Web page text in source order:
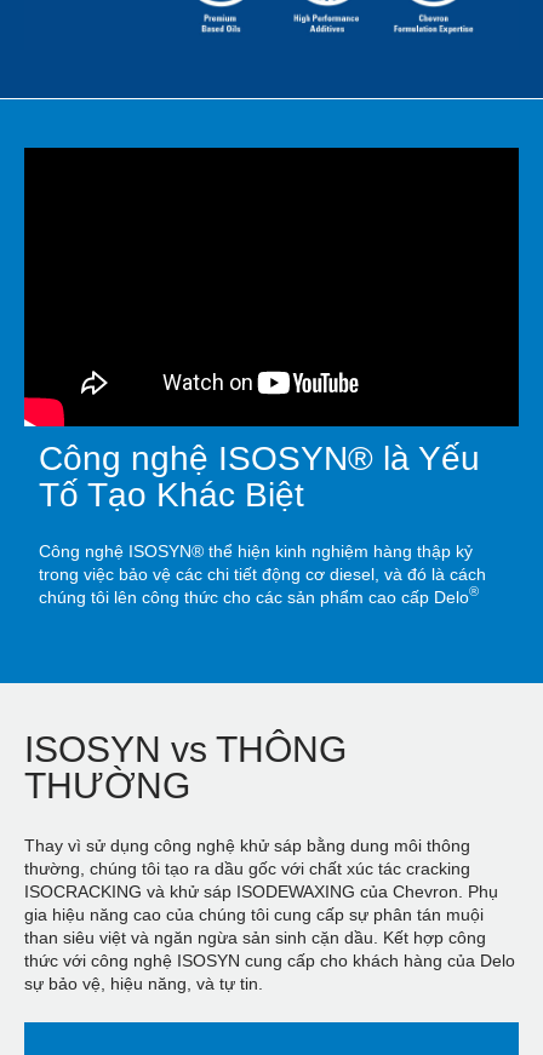
Công nghệ ISOSYN® là Yếu
Tố Tạo Khác Biệt
Công nghệ ISOSYN® thể hiện kinh nghiệm hàng thập kỷ
trong việc bảo vệ các chi tiết động cơ diesel, và đó là cách
chúng tôi lên công thức cho các sản phẩm cao cấp Delo®
ISOSYN vs THÔNG
THƯỜNG
Thay vì sử dụng công nghệ khử sáp bằng dung môi thông
thường, chúng tôi tạo ra dầu gốc với chất xúc tác cracking
ISOCRACKING và khử sáp ISODEWAXING của Chevron. Phụ
gia hiệu năng cao của chúng tôi cung cấp sự phân tán muội
than siêu việt và ngăn ngừa sản sinh cặn dầu. Kết hợp công
thức với công nghệ ISOSYN cung cấp cho khách hàng của Delo
sự bảo vệ, hiệu năng, và tự tin.